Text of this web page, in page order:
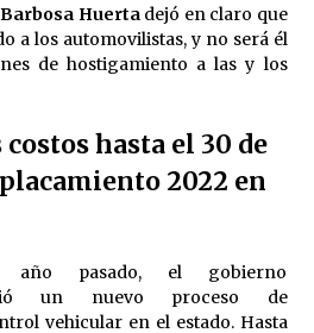
atrás
que barcos cargados de
posible arancel de EE.UU. en
sus exportaciones
Huertadejó en claro que
a los automovilistas, y no será él
de hostigamiento a las y los
costos hasta el 30 de
2022 en
año pasado, el gobierno
un nuevo proceso de
vehicular en el estado. Hasta